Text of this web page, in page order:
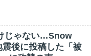
じゃない…Snow
後に投稿した「被